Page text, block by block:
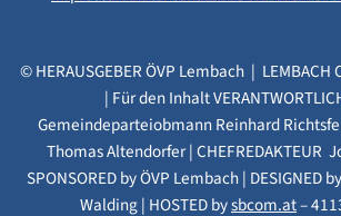
© HERAUSGEBER ÖVP Lembach | LEMBACH
| Für den Inhalt
Gemeindeparteiobmann Reinhard
Thomas Altendorfer | CHEFREDAKTEUR
SPONSORED by ÖVP Lembach | DESIGNED by
Walding | HOSTED bysbcom.at–